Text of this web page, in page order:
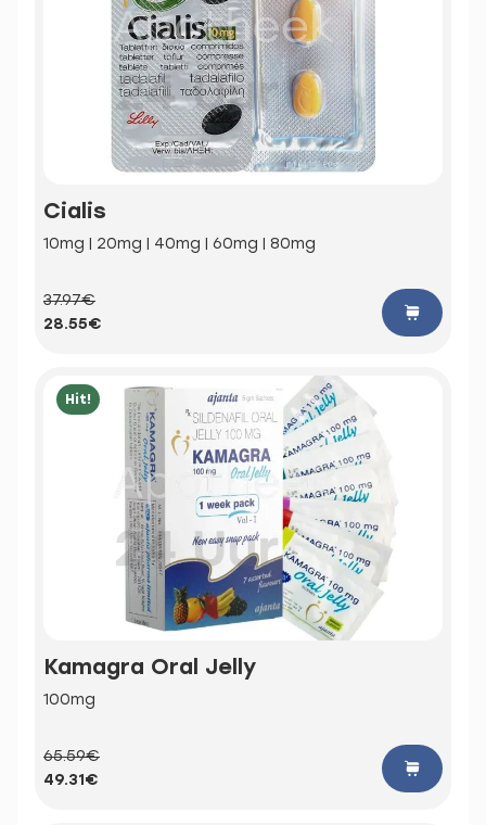
Cialis
10mg | 20mg | 40mg | 60mg | 80mg
37.97€
28.55€
Hit!
Kamagra Oral Jelly
100mg
65.59€
49.31€